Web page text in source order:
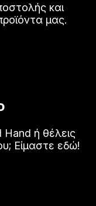
και
μας.
ή θέλεις
Είμαστε εδώ!